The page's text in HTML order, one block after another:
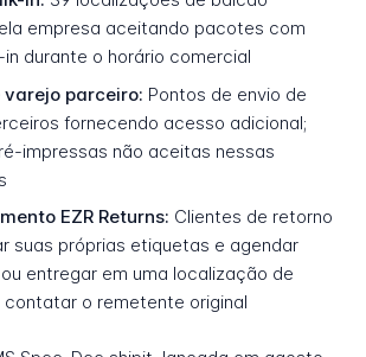
empresa aceitando pacotes com
durante o horário comercial
varejo parceiro: Pontos de envio de
fornecendo acesso adicional;
impressas não aceitas nessas
EZR Returns: Clientes de retorno
suas próprias etiquetas e agendar
entregar em uma localização de
contatar o remetente original